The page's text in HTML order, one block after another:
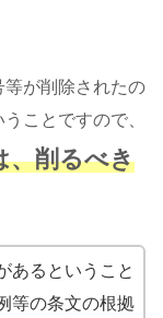
が削除されたの
ことですので、
、削るべき
あるということ
等の条文の根拠